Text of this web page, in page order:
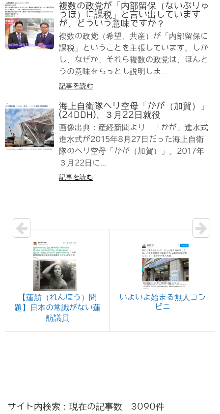
複数の政党が「内部留保（ないぶりゅ
うほ）に課税」と言い出しています
が、どういう意味ですか？
複数の政党（希望、共産）が「内部留保に
課税」ということを主張しています。しか
し、なぜか、それら複数の政党は、ほんと
うの意味をちっとも説明しま...
記事を読む
海上自衛隊ヘリ空母「かが（加賀）」
(24DDH)、３月22日就役
画像出典：産経新聞より 「かが」進水式
進水式が2015年8月27日だった海上自衛
隊のヘリ空母「かが（加賀）」。2017年
３月22日に...
記事を読む
【蓮舫（れんほう）問
題】日本の常識がない蓮
舫議員
いよいよ始まる無人コン
ビニ
サイト内検索：現在の記事数 3090件